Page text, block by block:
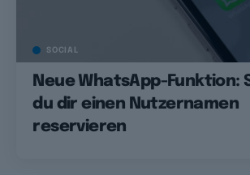
SOCIAL
Neue WhatsApp-Funktion:
du dir einen Nutzernamen
reservieren